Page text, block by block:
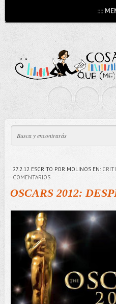
::::
27.2.12 ESCRITO POR MOLINOS EN:
COMENTARIOS
OSCARS 2012: